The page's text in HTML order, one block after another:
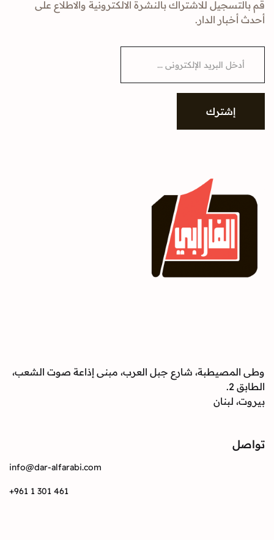
قم بالتسجيل للاشتراك بالنشرة الالكترونية والاطلاع على
أحدث أخبار الدار.
i
إشترك
وطى المصيطبة، شارع جبل العرب، مبنى إذاعة صوت الشعب،
الطابق 2.
بيروت، لبنان
تواصل
info@dar-alfarabi.com
+961 1 301 461